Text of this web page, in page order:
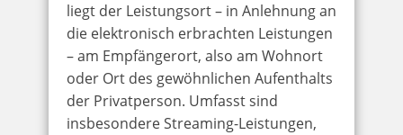
liegt der Leistungsort – in Anlehnung an
die elektronisch erbrachten Leistungen
– am Empfängerort, also am Wohnort
oder Ort des gewöhnlichen Aufenthalts
der Privatperson. Umfasst sind
insbesondere Streaming-Leistungen,